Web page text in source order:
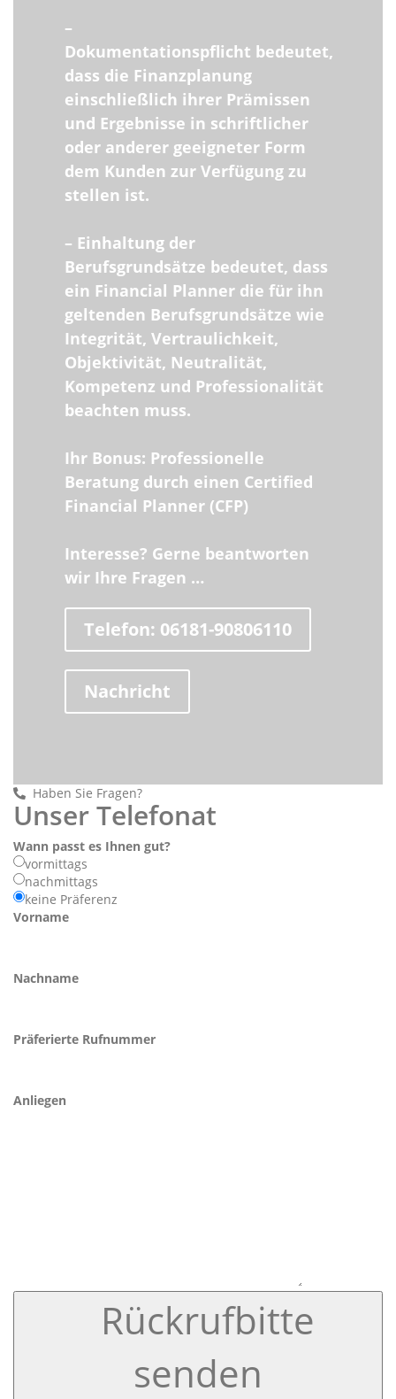
–
Dokumentationspflicht bedeutet,
dass die Finanzplanung
einschließlich ihrer Prämissen
und Ergebnisse in schriftlicher
oder anderer geeigneter Form
dem Kunden zur Verfügung zu
stellen ist.
– Einhaltung der
Berufsgrundsätze bedeutet, dass
ein Financial Planner die für ihn
geltenden Berufsgrundsätze wie
Integrität, Vertraulichkeit,
Objektivität, Neutralität,
Kompetenz und Professionalität
beachten muss.
Ihr Bonus: Professionelle
Beratung durch einen Certified
Financial Planner (CFP)
Interesse? Gerne beantworten
wir Ihre Fragen …
Telefon: 06181-90806110
Nachricht
Haben Sie Fragen?
Unser Telefonat
Wann passt es Ihnen gut?
vormittags
nachmittags
keine Präferenz
Vorname
Nachname
Präferierte Rufnummer
Anliegen
Rückrufbitte
senden